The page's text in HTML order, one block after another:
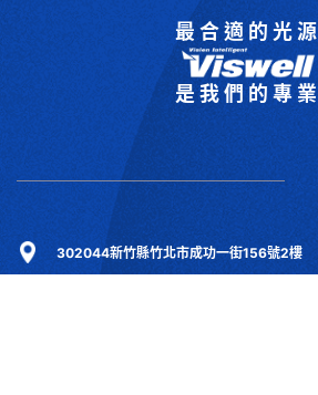
最合適的光源
是我們的專業
302044新竹縣竹北市成功一街156號2樓